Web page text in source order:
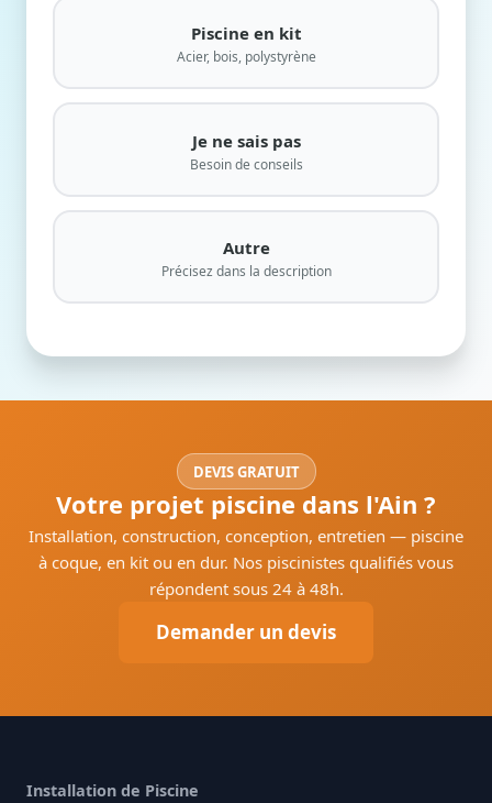
Piscine en kit
Acier, bois, polystyrène
Je ne sais pas
Besoin de conseils
Autre
Précisez dans la description
DEVIS GRATUIT
Votre projet piscine dans l'Ain ?
Installation, construction, conception, entretien — piscine
à coque, en kit ou en dur. Nos piscinistes qualifiés vous
répondent sous 24 à 48h.
Demander un devis
Installation de Piscine